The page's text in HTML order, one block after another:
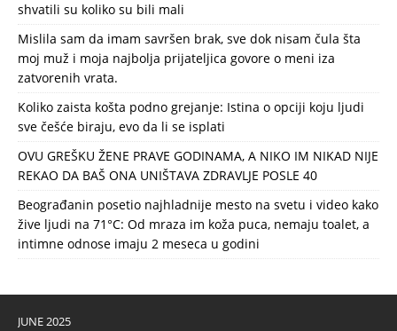
shvatili su koliko su bili mali
Mislila sam da imam savršen brak, sve dok nisam čula šta
moj muž i moja najbolja prijateljica govore o meni iza
zatvorenih vrata.
Koliko zaista košta podno grejanje: Istina o opciji koju ljudi
sve češće biraju, evo da li se isplati
OVU GREŠKU ŽENE PRAVE GODINAMA, A NIKO IM NIKAD NIJE
REKAO DA BAŠ ONA UNIŠTAVA ZDRAVLJE POSLE 40
Beograđanin posetio najhladnije mesto na svetu i video kako
žive ljudi na 71°C: Od mraza im koža puca, nemaju toalet, a
intimne odnose imaju 2 meseca u godini
JUNE 2025